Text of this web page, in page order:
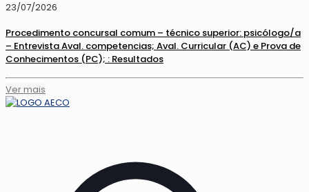
23/07/2026
Procedimento concursal comum – técnico superior: psicólogo/a
– Entrevista Aval. competencias; Aval. Curricular (AC) e Prova de
Conhecimentos (PC); : Resultados
Ver mais